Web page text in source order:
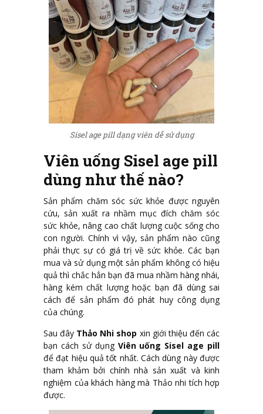
Sisel age pill dạng viên dễ sử dụng
Viên uống Sisel age pill
dùng như thế nào?
Sản phẩm chăm sóc sức khỏe được nguyên
cứu, sản xuất ra nhầm mục đích chăm sóc
sức khỏe, nâng cao chất lượng cuộc sống cho
con người. Chính vì vậy, sản phẩm nào cũng
phải thực sự có giá trị về sức khỏe. Các bạn
mua và sử dụng một sản phẩm không có hiệu
quả thì chắc hẳn bạn đã mua nhầm hàng nhái,
hàng kém chất lượng hoặc bạn đã dùng sai
cách để sản phẩm đó phát huy công dụng
của chúng.
Sau đây Thảo Nhi shop xin giới thiệu đến các
bạn cách sử dụng Viên uống Sisel age pill
để đạt hiệu quả tốt nhất. Cách dùng này được
tham khảm bởi chính nhà sản xuất và kinh
nghiệm của khách hàng mà Thảo nhi tích hợp
được.